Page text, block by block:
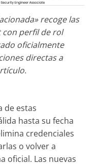
recoge las
con perfil de rol
oficialmente
directas a
de estas
hasta su fecha
credenciales
o volver a
oficial. Las nuevas